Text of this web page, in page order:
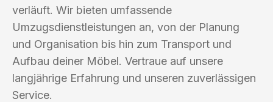
verläuft. Wir bieten umfassende
Umzugsdienstleistungen an, von der Planung
und Organisation bis hin zum Transport und
Aufbau deiner Möbel. Vertraue auf unsere
langjährige Erfahrung und unseren zuverlässigen
Service.